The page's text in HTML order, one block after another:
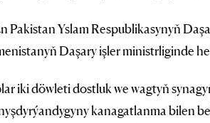
Pakistan Yslam Respublikasynyň
Daşary işler ministrliginde
iki döwleti dostluk we wagtyň
kanagatlanma bilen